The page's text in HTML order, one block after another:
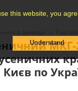
this website, you
Understand
МКГ-
по